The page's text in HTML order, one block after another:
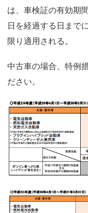
は、車検証の有効期
日を経過する日まで
限り適用される。
中古車の場合、特例
ださい。